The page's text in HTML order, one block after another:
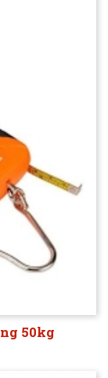
50kg